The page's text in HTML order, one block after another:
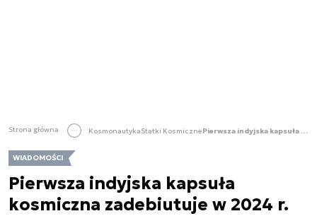
Strona główna KosmonautykaStatki Kosmiczne Pierwsza indyjska kapsuła kosmiczna zadebiutuje w 2024 r.
WIADOMOŚCI
Pierwsza indyjska kapsuła
kosmiczna zadebiutuje w 2024 r.